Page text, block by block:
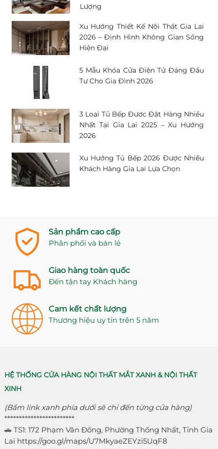
Lượng
Xu Hướng Thiết Kế Nội Thất Gia Lai
2026 – Định Hình Không Gian Sống
Hiện Đại
5 Mẫu Khóa Cửa Điện Tử Đáng Đầu
Tư Cho Gia Đình 2026
3 Loại Tủ Bếp Được Đặt Hàng Nhiều
Nhất Tại Gia Lai 2025 – Xu Hướng
2026
Xu Hướng Tủ Bếp 2026 Được Nhiều
Khách Hàng Gia Lai Lựa Chọn
Sản phẩm cao cấp
Phân phối và bán lẻ
Giao hàng toàn quốc
Đến tận tay Khách hàng
Cam kết chất lượng
Thương hiệu uy tín trên 5 năm
HỆ THỐNG CỬA HÀNG NỘI THẤT MẮT XANH & NỘI THẤT
XINH
(Bấm link xanh phía dưới sẽ chỉ đến từng cửa hàng)
************************
🚗 TS1: 172 Phạm Văn Đồng, Phường Thống Nhất, Tỉnh Gia
Lai https://goo.gl/maps/U7MkyaeZEYzi5UqF8